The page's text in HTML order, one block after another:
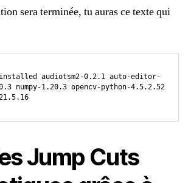
sera terminée, tu auras ce texte qui
audiotsm2-0.2.1 auto-editor-
numpy-1.20.3 opencv-python-4.5.2.52
Jump Cuts